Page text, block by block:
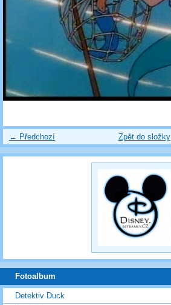
← Předchozí Zpět do složky
Fotoalbum
Detektiv Duck